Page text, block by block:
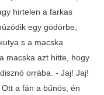
hirtelen a farkas
egy gödörbe,
s a macska
macska azt hitte, hogy
orrába. - Jaj! Jaj!
a fán a bűnös, én